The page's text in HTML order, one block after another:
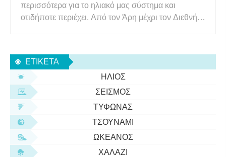
περισσότερα για το ηλιακό μας σύστημα και
οτιδήποτε περιέχει. Από τον Άρη μέχρι τον Διεθνή
κατανόηση της έννοιας του διαστήματος και του
σύμπαντος μπορεί να είναι λίγο
ΕΤΙΚΈΤΑ
ΉΛΙΟΣ
ΣΕΙΣΜΌΣ
ΤΥΦΏΝΑΣ
ΤΣΟΥΝΆΜΙ
ΩΚΕΑΝΌΣ
ΧΑΛΆΖΙ